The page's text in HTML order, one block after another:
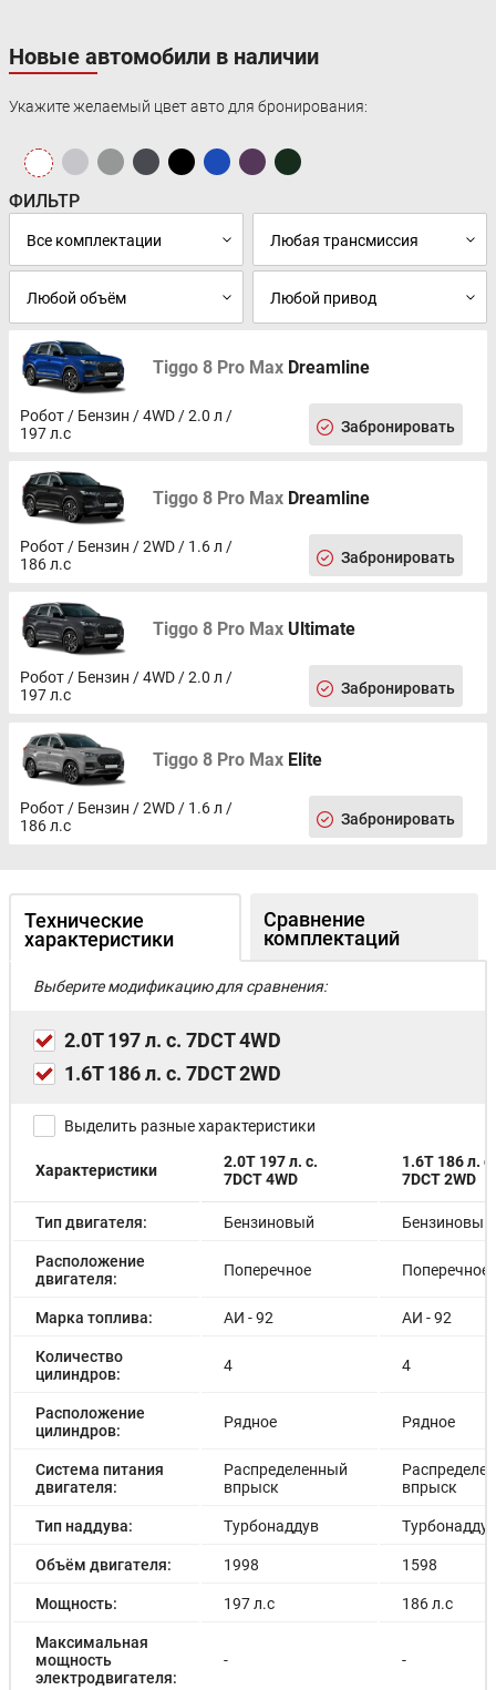
Новые автомобили в наличии
Укажите желаемый цвет авто для бронирования:
ФИЛЬТР
Tiggo 8 Pro Max Dreamline
Робот / Бензин / 4WD / 2.0 л /
197 л.с
Забронировать
Tiggo 8 Pro Max Dreamline
Робот / Бензин / 2WD / 1.6 л /
186 л.с
Забронировать
Tiggo 8 Pro Max Ultimate
Робот / Бензин / 4WD / 2.0 л /
197 л.с
Забронировать
Tiggo 8 Pro Max Elite
Робот / Бензин / 2WD / 1.6 л /
186 л.с
Забронировать
Технические
характеристики
Сравнение
комплектаций
Выберите модификацию для сравнения:
2.0T 197 л. с. 7DCT 4WD
1.6T 186 л. с. 7DCT 2WD
Выделить разные характеристики
Характеристики
2.0T 197 л. с.
7DCT 4WD
1.6T 186 л. с.
7DCT 2WD
Тип двигателя: Бензиновый Бензиновый
Расположение
двигателя:
Поперечное Поперечное
Марка топлива: АИ - 92 АИ - 92
Количество
цилиндров:
4 4
Расположение
цилиндров:
Рядное Рядное
Система питания
двигателя:
Распределенный
впрыск
впрыск
Тип наддува: Турбонаддув Турбонаддув
Объём двигателя: 1998 1598
Мощность: 197 л.с 186 л.с
Максимальная
мощность
электродвигателя:
- -